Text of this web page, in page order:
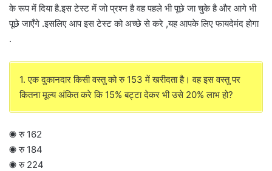
के रूप में दिया है.इस टेस्ट में जो प्रश्न है वह पहले भी पूछे जा चुके है और आगे भी
पूछे जाएँगे .इसलिए आप इस टेस्ट को अच्छे से करे ,यह आपके लिए फायदेमंद होगा
.
1. एक दुकानदार किसी वस्तु को रु 153 में खरीदता है। वह इस वस्तु पर
कितना मूल्य अंकित करे कि 15% बट्टा देकर भी उसे 20% लाभ हो?
◉ रु 162
◉ रु 184
◉ रु 224